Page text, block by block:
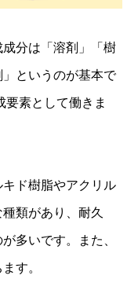
分は「溶剤」「樹
というのが基本で
素として働きま
ド樹脂やアクリル
類があり、耐久
多いです。また、
す。